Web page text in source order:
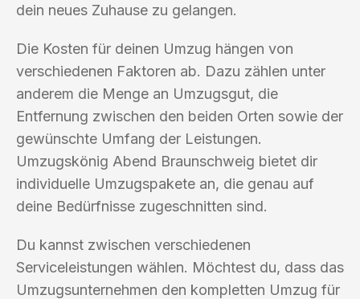
dein neues Zuhause zu gelangen.
Die Kosten für deinen Umzug hängen von
verschiedenen Faktoren ab. Dazu zählen unter
anderem die Menge an Umzugsgut, die
Entfernung zwischen den beiden Orten sowie der
gewünschte Umfang der Leistungen.
Umzugskönig Abend Braunschweig bietet dir
individuelle Umzugspakete an, die genau auf
deine Bedürfnisse zugeschnitten sind.
Du kannst zwischen verschiedenen
Serviceleistungen wählen. Möchtest du, dass das
Umzugsunternehmen den kompletten Umzug für